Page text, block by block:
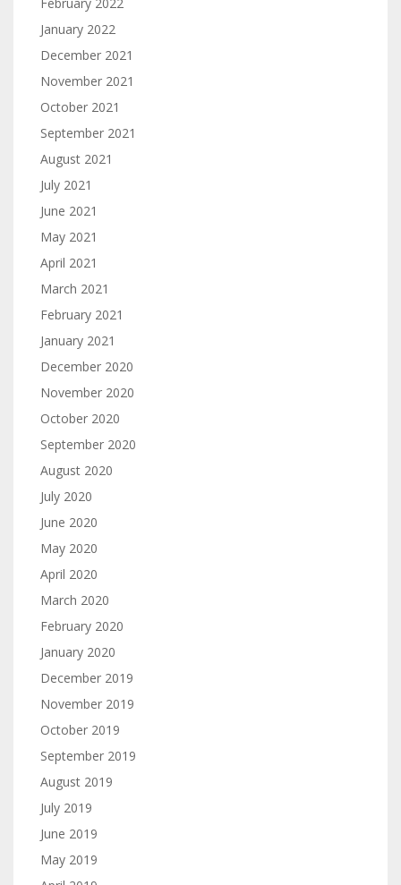
January 2022
December 2021
November 2021
October 2021
September 2021
August 2021
July 2021
June 2021
May 2021
April 2021
March 2021
February 2021
January 2021
December 2020
November 2020
October 2020
September 2020
August 2020
July 2020
June 2020
May 2020
April 2020
March 2020
February 2020
January 2020
December 2019
November 2019
October 2019
September 2019
August 2019
July 2019
June 2019
May 2019